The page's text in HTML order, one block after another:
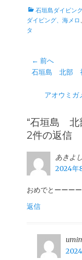
カ
テ
ゴ
石垣島ダイビン
ダイビング、海メロ
タ
投
稿
ー
シ
ョ
ン
← 前へ
前
石垣島 北部
投
稿:
アオウミガ
“石垣島 北
2件の返信
あきよし
2024年
おめでとーーー
返信